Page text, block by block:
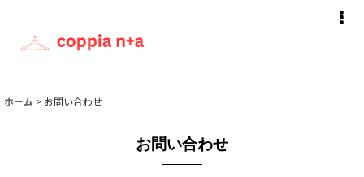
ホーム > お問い合わせ
お問い合わせ